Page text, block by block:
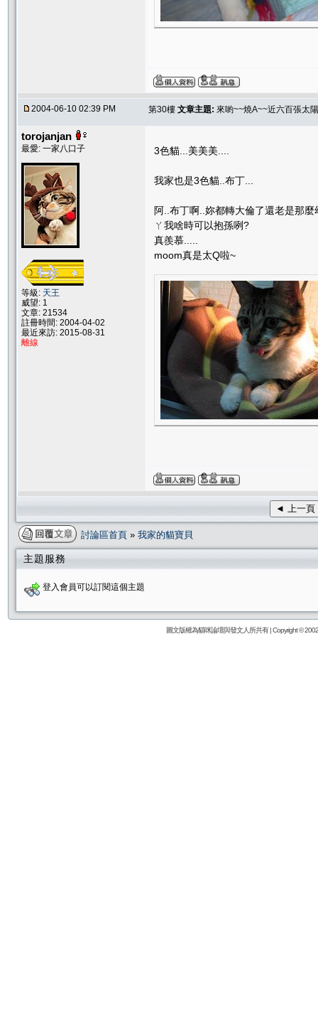
2004-06-10 02:39 PM 第30樓 文章主題: 來喲~~燒A~~近六百張太
torojanjan
最愛: 一家八口子
等級: 天王
威望: 1
文章: 21534
註冊時間: 2004-04-02
最近來訪: 2015-08-31
離線
3色貓...美美美....
我家也是3色貓..布丁...
阿..布丁啊..妳都轉大倫了還老是那麼
ㄚ我啥時可以抱孫咧?
真羨慕.....
moom真是太Q啦~
◄ 上一頁
討論區首頁 » 我家的貓寶貝
主題服務
登入會員可以訂閱這個主題
圖文版權為貓咪論壇與發文人所共有 | Copyright ©